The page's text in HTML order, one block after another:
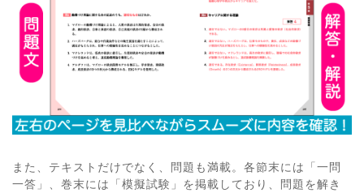
また、テキストだけでなく、問題も満載。各節末には「一問
一答」、巻末には「模擬試験」を掲載しており、問題を解き